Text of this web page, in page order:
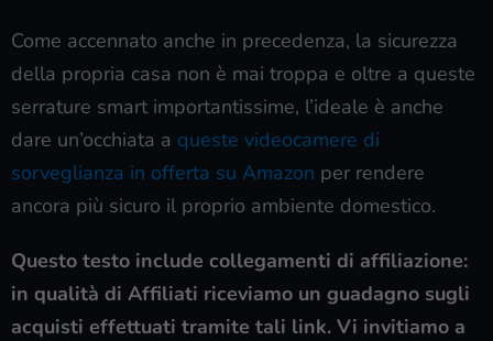
Come accennato anche in precedenza, la sicurezza
della propria casa non è mai troppa e oltre a queste
serrature smart importantissime, l’ideale è anche
dare un’occhiata a queste videocamere di
sorveglianza in offerta su Amazon per rendere
ancora più sicuro il proprio ambiente domestico.
Questo testo include collegamenti di affiliazione:
in qualità di Affiliati riceviamo un guadagno sugli
acquisti effettuati tramite tali link. Vi invitiamo a